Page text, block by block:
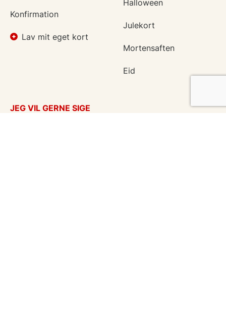
Konfirmation
Lav mit eget kort
Halloween
Julekort
Mortensaften
Eid
JEG VIL GERNE SIGE